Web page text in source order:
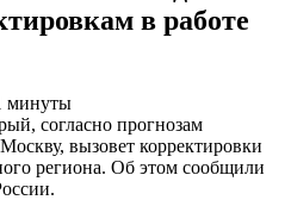
в работе
минуты
согласно прогнозам
вызовет корректировки
региона. Об этом сообщили